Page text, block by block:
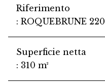
Riferimento
ROQUEBRUNE 220
Superficie netta
310 m²